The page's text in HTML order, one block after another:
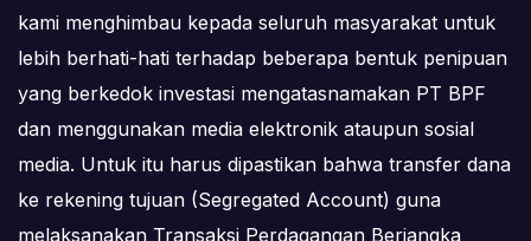
kami menghimbau kepada seluruh masyarakat untuk
lebih berhati-hati terhadap beberapa bentuk penipuan
yang berkedok investasi mengatasnamakan PT BPF
dan menggunakan media elektronik ataupun sosial
media. Untuk itu harus dipastikan bahwa transfer dana
ke rekening tujuan (Segregated Account) guna
melaksanakan Transaksi Perdagangan Berjangka